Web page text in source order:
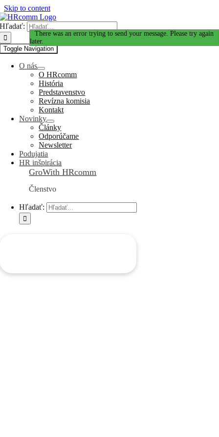
Skip to content
Hľadať:
Toggle Navigation
O nás
O HRcomm
História
Predstavenstvo
Revízna komisia
Kontakt
Novinky
Články
Odporúčame
Newsletter
Podujatia
HR inšpirácia
GroWith HRcomm
Členstvo
Hľadať:
Ďakujeme za Váš záujem!
There was an error trying to send your message. Please try again
later.